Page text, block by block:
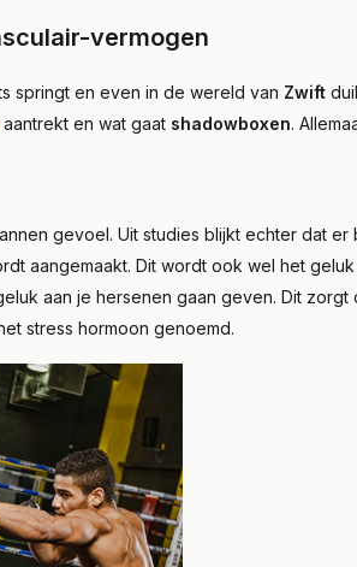
vermogen
springt en even in de wereld van Zwift
aantrekt en wat gaat shadowboxen.
gevoel. Uit studies blijkt echter dat
aangemaakt. Dit wordt ook wel het
aan je hersenen gaan geven. Dit
stress hormoon genoemd.